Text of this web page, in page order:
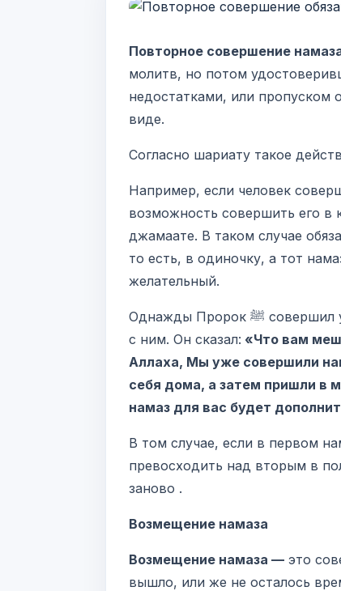
Повторное совершение
молитв, но потом
недостатками, или пропуском
виде.
Согласно шариату такое
Например, если человек
возможность совершить его в
джамаате. В таком случае
то есть, в одиночку, а тот
желательный.
Однажды Пророк ﷺ совершил утреннюю молитву, и увидел двух мужчин, которые не молились вместе
с ним. Он сказал: «Что вам
Аллаха, Мы уже совершили
себя дома, а затем пришли в
намаз для вас будет
В том случае, если в первом
превосходить над вторым в
заново .
Возмещение намаза
Возмещение намаза — это
вышло, или же не осталось